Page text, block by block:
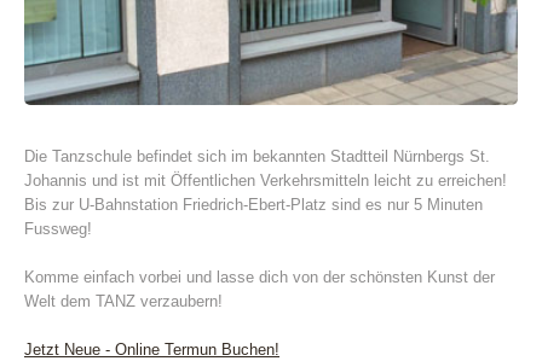
Die Tanzschule befindet sich im bekannten Stadtteil Nürnbergs St.
Johannis und ist mit Öffentlichen Verkehrsmitteln leicht zu erreichen!
Bis zur U-Bahnstation Friedrich-Ebert-Platz sind es nur 5 Minuten
Fussweg!
Komme einfach vorbei und lasse dich von der schönsten Kunst der
Welt dem TANZ verzaubern!
Jetzt Neue - Online Termun Buchen!